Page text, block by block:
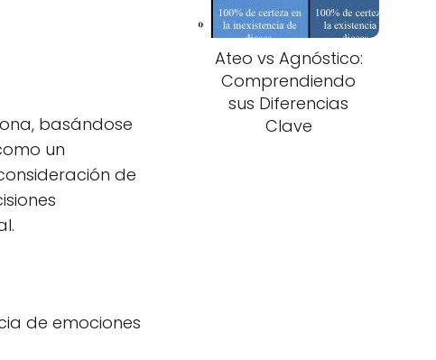
basándose
un
de
de emociones
Ateo vs Agnóstico:
Comprendiendo
sus Diferencias
Clave